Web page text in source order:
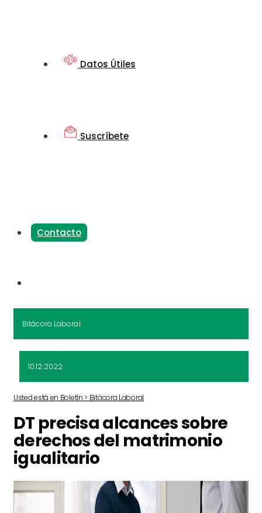
Datos Útiles
Suscríbete
Contacto
Bitácora Laboral
10.12.2022
Usted está en Boletín > Bitácora Laboral
DT precisa alcances sobre
derechos del matrimonio
igualitario